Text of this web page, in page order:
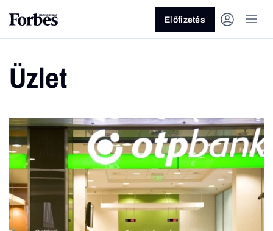
Vagy fedezze fel a következő
témákat
Üzlet Pénz Zöld Legyél jobb!
Előfizetés
Üzlet